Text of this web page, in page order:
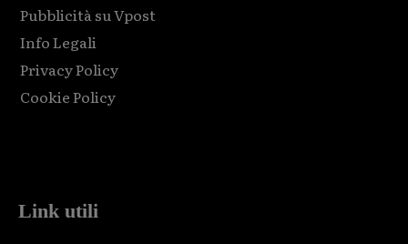
Pubblicità su Vpost
Info Legali
Privacy Policy
Cookie Policy
Link utili